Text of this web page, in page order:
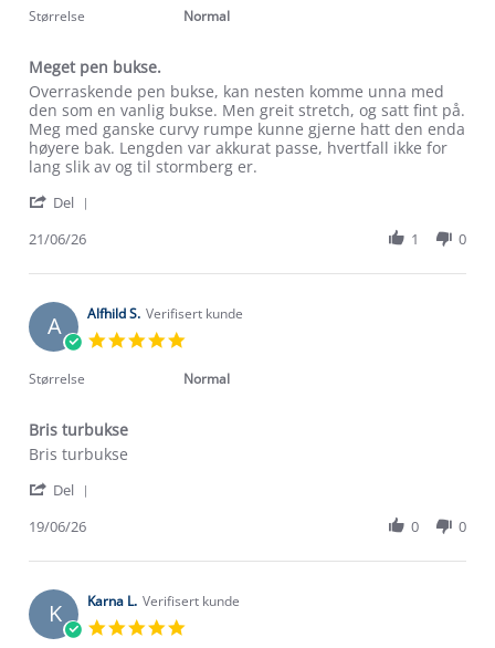
rating
Størrelse Normal
Meget pen bukse.
Review
by
Stine
B.
on
Jun
review
stating
Meget
pen
bukse.
Overraskende pen bukse, kan nesten komme unna med
den som en vanlig bukse. Men greit stretch, og satt fint på.
Meg med ganske curvy rumpe kunne gjerne hatt den enda
høyere bak. Lengden var akkurat passe, hvertfall ikke for
lang slik av og til stormberg er.
Del
Stine
on
21
Jun
21/06/26 1 0
A Alfhild S. Verifisert kunde
rating
Størrelse Normal
Bris turbukse
Review
Alfhild
on
Jun
review
Bris
Bris turbukse
Del
Alfhild
on
19
Jun
19/06/26 0 0
K Karna L. Verifisert kunde